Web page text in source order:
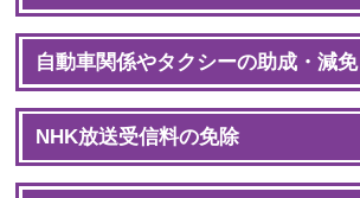
自動車関係やタクシーの助成・減免
NHK放送受信料の免除